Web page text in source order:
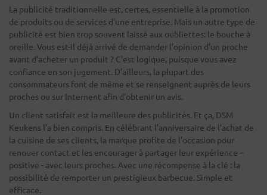
La publicité traditionnelle est, certes, essentielle à la promotion
de produits ou de services d’une entreprise. Mais un autre type de
publicité est bien trop souvent laissé aux oubliettes: le bouche à
oreille. Vous est-il déjà arrivé de demander l’opinion d’un proche
avant d’acheter un produit ? C’est logique, puisque vous avez
confiance en son jugement. D’ailleurs, la plupart des
consommateurs font de même et se renseignent auprès de leurs
proches ou sur Internent afin d’obtenir un avis.
Un client satisfait est la meilleure des publicités. Et ça, DSM
Keukens l’a bien compris. En célébrant l’anniversaire de l’achat de
la cuisine de ses clients, la marque profite de l’occasion pour
renouer contact et les encourager à partager leur expérience –
positive - avec leurs proches. Avec une récompense à la clé : la
possibilité de remporter un prestigieux barbecue. Simple et
efficace.